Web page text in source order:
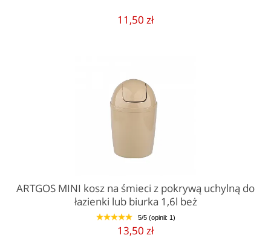
11,50 zł
ARTGOS MINI kosz na śmieci z pokrywą uchylną do
łazienki lub biurka 1,6l beż
1 2 3 4 5 5/5 (opinii: 1)
13,50 zł